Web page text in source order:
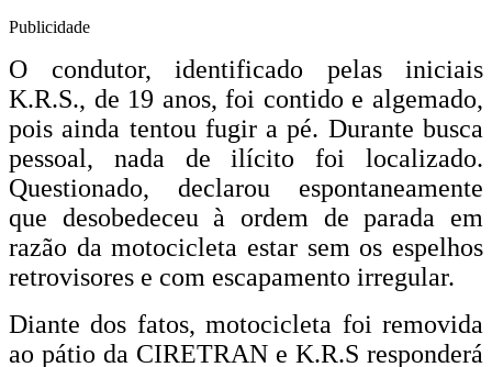
Publicidade
O condutor, identificado pelas iniciais
K.R.S., de 19 anos, foi contido e algemado,
pois ainda tentou fugir a pé. Durante busca
pessoal, nada de ilícito foi localizado.
Questionado, declarou espontaneamente
que desobedeceu à ordem de parada em
razão da motocicleta estar sem os espelhos
retrovisores e com escapamento irregular.
Diante dos fatos, motocicleta foi removida
ao pátio da CIRETRAN e K.R.S responderá